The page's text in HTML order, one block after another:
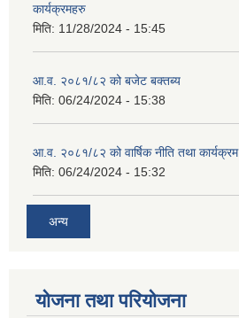
कार्यक्रमहरु
मिति: 11/28/2024 - 15:45
आ.व. २०८१/८२ को बजेट बक्तब्य
मिति: 06/24/2024 - 15:38
आ.व. २०८१/८२ को वार्षिक नीति तथा कार्यक्रम
मिति: 06/24/2024 - 15:32
अन्य
योजना तथा परियोजना